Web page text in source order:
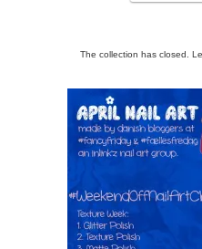
The collection has closed.